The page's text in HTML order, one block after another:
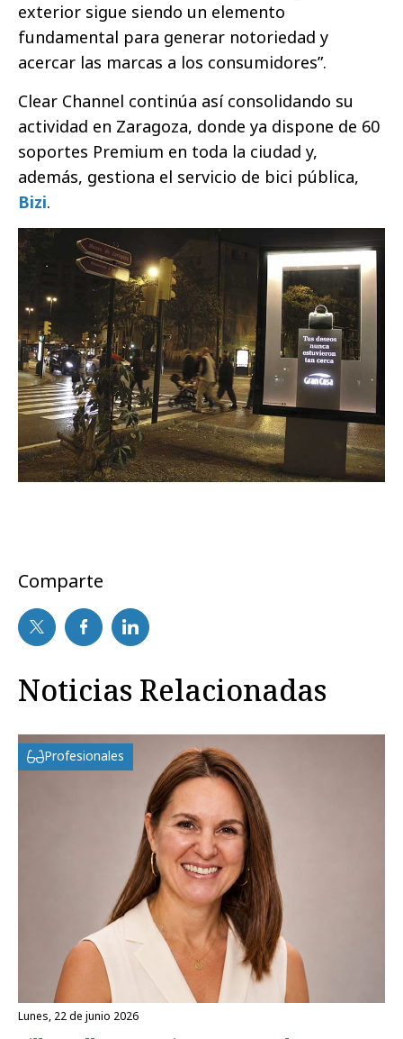
exterior sigue siendo un elemento
fundamental para generar notoriedad y
acercar las marcas a los consumidores”.
Clear Channel continúa así consolidando su
actividad en Zaragoza, donde ya dispone de 60
soportes Premium en toda la ciudad y,
además, gestiona el servicio de bici pública,
Bizi.
Comparte
Noticias Relacionadas
Profesionales
lunes, 22 de junio 2026